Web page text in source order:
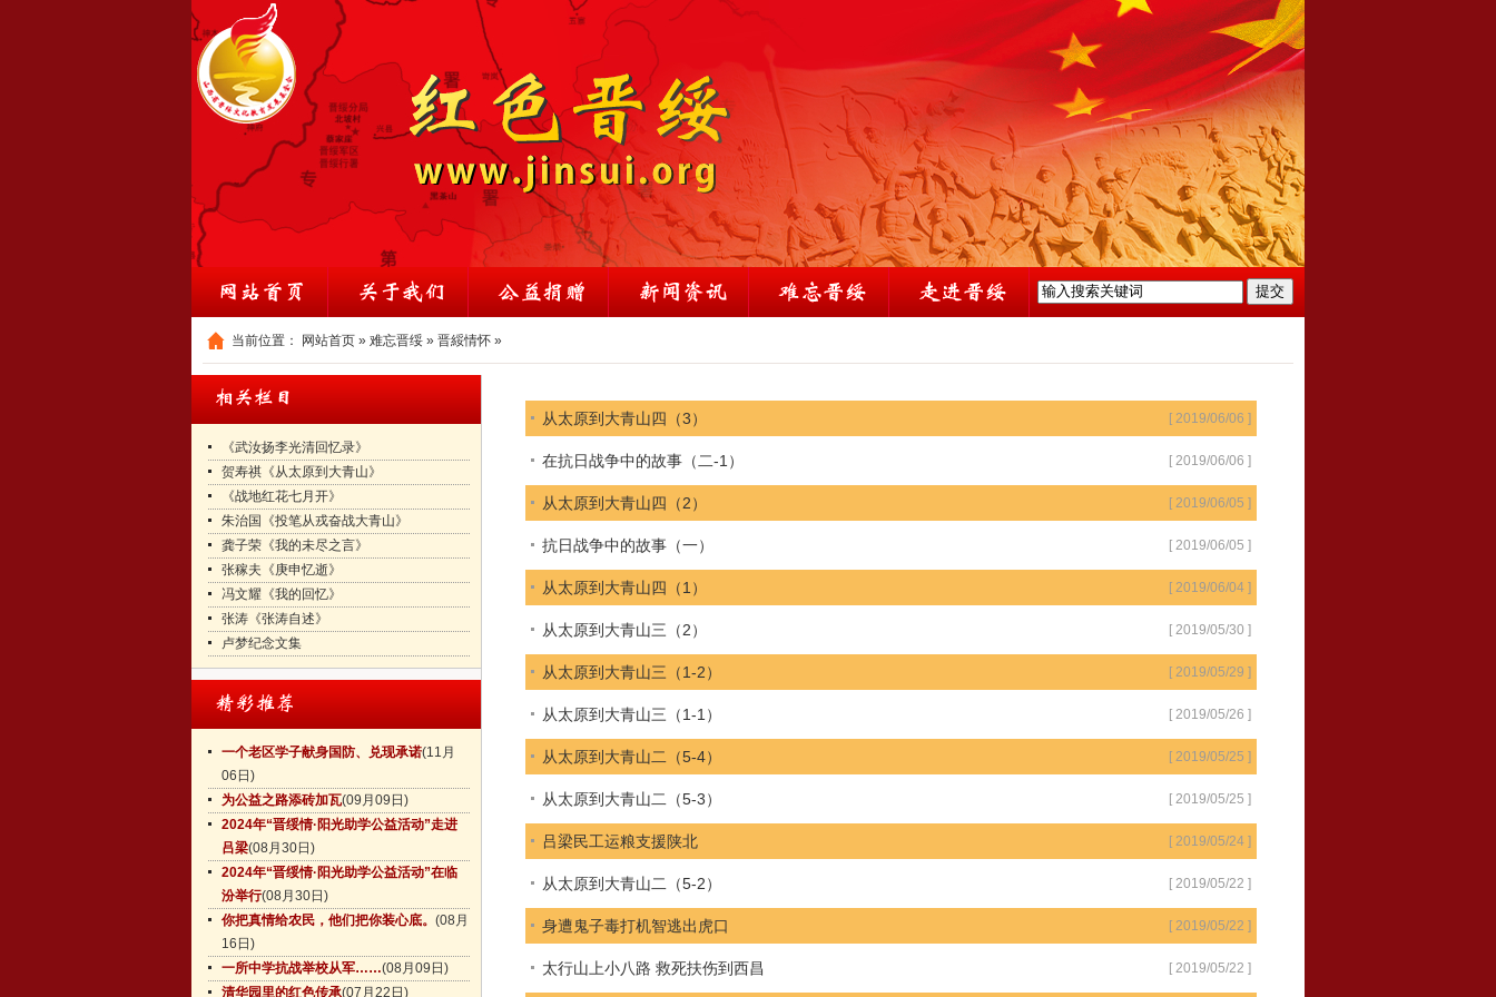
当前位置： 网站首页 » 难忘晋绥 » 晋綏情怀 »
《武汝扬李光清回忆录》
贺寿祺《从太原到大青山》
《战地红花七月开》
朱治国《投笔从戎奋战大青山》
龚子荣《我的未尽之言》
张稼夫《庚申忆逝》
冯文耀《我的回忆》
张涛《张涛自述》
卢梦纪念文集
一个老区学子献身国防、兑现承诺(11月
06日)
为公益之路添砖加瓦(09月09日)
2024年“晋绥情·阳光助学公益活动”走进
吕梁(08月30日)
2024年“晋绥情·阳光助学公益活动”在临
汾举行(08月30日)
你把真情给农民，他们把你装心底。 (08月
16日)
一所中学抗战举校从军……(08月09日)
清华园里的红色传承(07月22日)
[ 2019/06/06 ]
从太原到大青山四（3）
[ 2019/06/06 ]
在抗日战争中的故事（二-1）
[ 2019/06/05 ]
从太原到大青山四（2）
[ 2019/06/05 ]
抗日战争中的故事（一）
[ 2019/06/04 ]
从太原到大青山四（1）
[ 2019/05/30 ]
从太原到大青山三（2）
[ 2019/05/29 ]
从太原到大青山三（1-2）
[ 2019/05/26 ]
从太原到大青山三（1-1）
[ 2019/05/25 ]
从太原到大青山二（5-4）
[ 2019/05/25 ]
从太原到大青山二（5-3）
[ 2019/05/24 ]
吕梁民工运粮支援陕北
[ 2019/05/22 ]
从太原到大青山二（5-2）
[ 2019/05/22 ]
身遭鬼子毒打机智逃出虎口
[ 2019/05/22 ]
太行山上小八路 救死扶伤到西昌